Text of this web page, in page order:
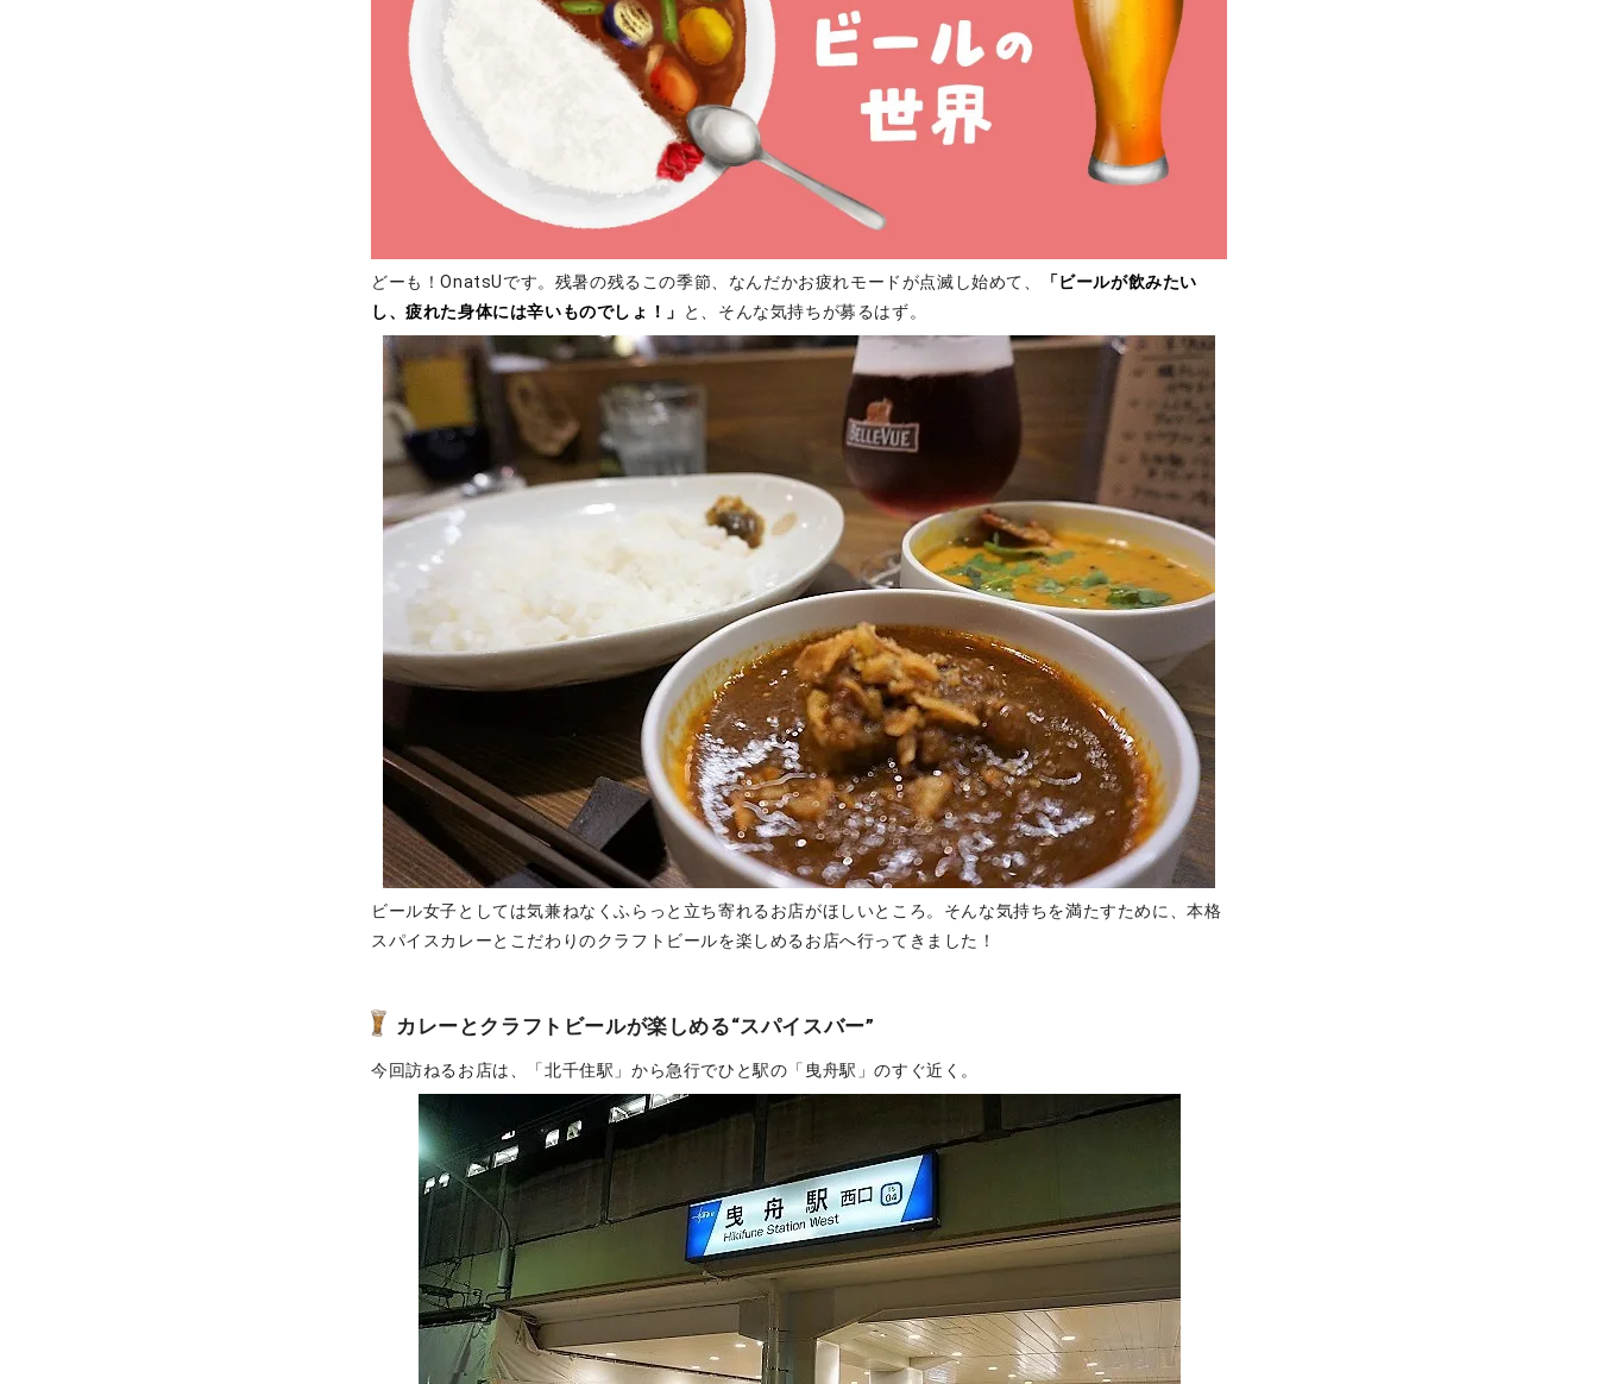
どーも！OnatsUです。残暑の残るこの季節、なんだかお疲れモードが点滅し始めて、
「ビールが飲みたい
し、疲れた身体には辛いものでしょ！」
と、そんな気持ちが募るはず。
ビール女子としては気兼ねなくふらっと立ち寄れるお店がほしいところ。そんな気持ちを満たすために、本格
スパイスカレーとこだわりのクラフトビールを楽しめるお店へ行ってきました！
カレーとクラフトビールが楽しめる“スパイスバー”
今回訪ねるお店は、「北千住駅」から急行でひと駅の「曳舟駅」のすぐ近く。